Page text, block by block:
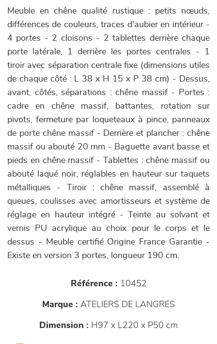
Meuble en chêne qualité rustique : petits nœuds,
différences de couleurs, traces d'aubier en intérieur -
4 portes - 2 cloisons - 2 tablettes derrière chaque
porte latérale, 1 derrière les portes centrales - 1
tiroir avec séparation centrale fixe (dimensions utiles
de chaque côté : L 38 x H 15 x P 38 cm) - Dessus,
avant, côtés, séparations : chêne massif - Portes :
cadre en chêne massif, battantes, rotation sur
pivots, fermeture par loqueteaux à pince, panneaux
de porte chêne massif - Derrière et plancher : chêne
massif ou abouté 20 mm - Baguette avant basse et
pieds en chêne massif - Tablettes : chêne massif ou
abouté laqué noir, réglables en hauteur sur taquets
métalliques - Tiroir : chêne massif, assemblé à
queues, coulisses avec amortisseurs et système de
réglage en hauteur intégré - Teinte au solvant et
vernis PU acrylique au choix pour le corps et le
dessus - Meuble certifié Origine France Garantie -
Existe en version 3 portes, longueur 190 cm.
Référence : 10452
Marque : ATELIERS DE LANGRES
Dimension : H97 x L220 x P50 cm